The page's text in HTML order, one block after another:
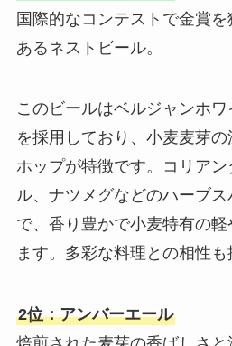
国際的なコンテストで金賞
あるネストビール。
このビールはベルジャンホ
を採用しており、小麦麦芽
ホップが特徴です。コリア
ル、ナツメグなどのハーブ
で、香り豊かで小麦特有の
ます。多彩な料理との相性も
2位：アンバーエール